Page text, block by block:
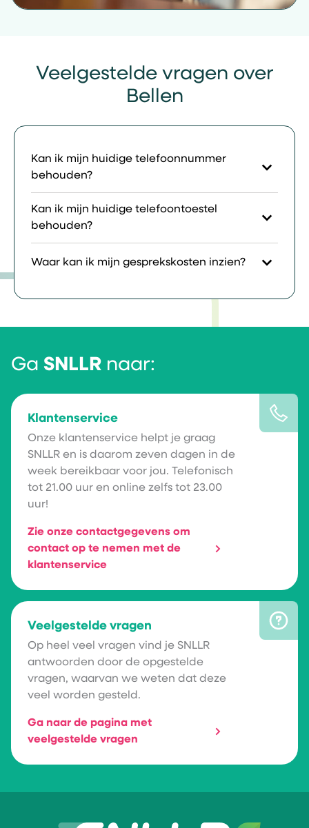
Veelgestelde vragen over
Bellen
Kan ik mijn huidige telefoonnummer
behouden?
Kan ik mijn huidige telefoontoestel
behouden?
Waar kan ik mijn gesprekskosten inzien?
Ga SNLLR naar:
Klantenservice
Onze klantenservice helpt je graag
SNLLR en is daarom zeven dagen in de
week bereikbaar voor jou. Telefonisch
tot 21.00 uur en online zelfs tot 23.00
uur!
Zie onze contactgegevens om
contact op te nemen met de
klantenservice
Veelgestelde vragen
Op heel veel vragen vind je SNLLR
antwoorden door de opgestelde
vragen, waarvan we weten dat deze
veel worden gesteld.
Ga naar de pagina met
veelgestelde vragen